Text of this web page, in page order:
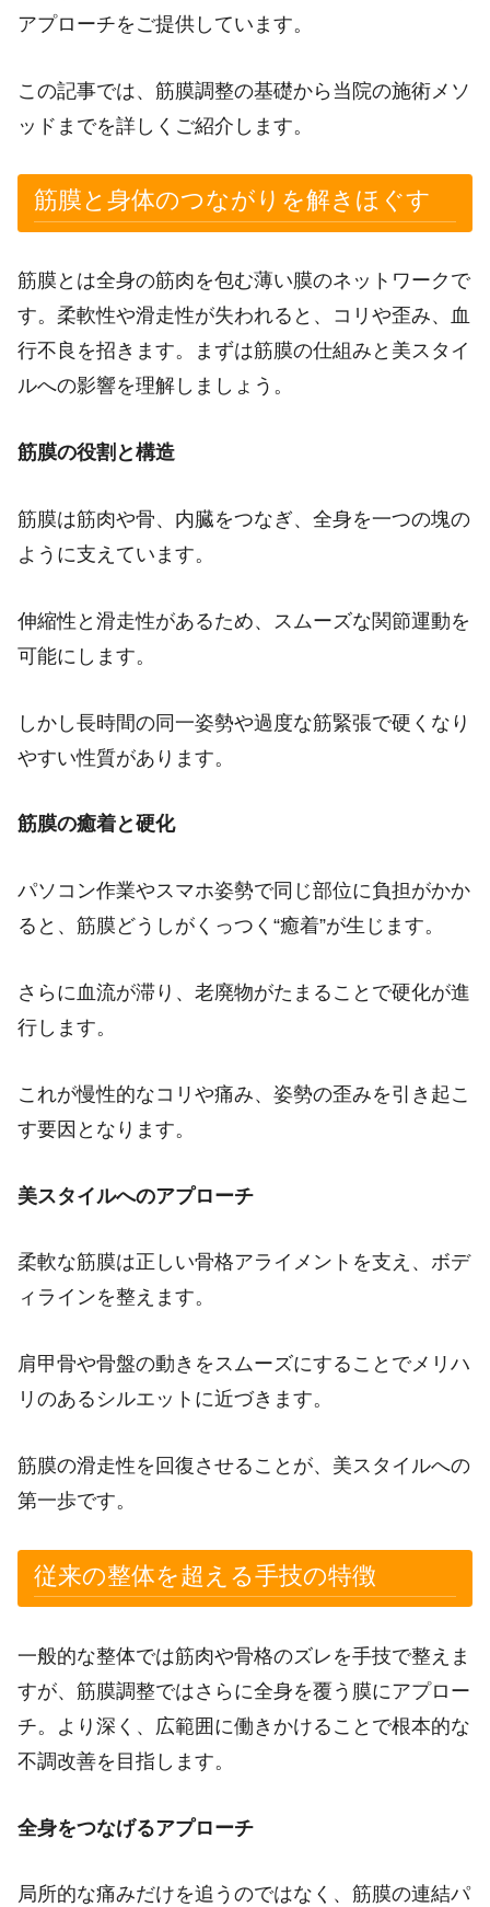
アプローチをご提供しています。
この記事では、筋膜調整の基礎から当院の施術メソ
ッドまでを詳しくご紹介します。
筋膜と身体のつながりを解きほぐす
筋膜とは全身の筋肉を包む薄い膜のネットワークで
す。柔軟性や滑走性が失われると、コリや歪み、血
行不良を招きます。まずは筋膜の仕組みと美スタイ
ルへの影響を理解しましょう。
筋膜の役割と構造
筋膜は筋肉や骨、内臓をつなぎ、全身を一つの塊の
ように支えています。
伸縮性と滑走性があるため、スムーズな関節運動を
可能にします。
しかし長時間の同一姿勢や過度な筋緊張で硬くなり
やすい性質があります。
筋膜の癒着と硬化
パソコン作業やスマホ姿勢で同じ部位に負担がかか
ると、筋膜どうしがくっつく“癒着”が生じます。
さらに血流が滞り、老廃物がたまることで硬化が進
行します。
これが慢性的なコリや痛み、姿勢の歪みを引き起こ
す要因となります。
美スタイルへのアプローチ
柔軟な筋膜は正しい骨格アライメントを支え、ボデ
ィラインを整えます。
肩甲骨や骨盤の動きをスムーズにすることでメリハ
リのあるシルエットに近づきます。
筋膜の滑走性を回復させることが、美スタイルへの
第一歩です。
従来の整体を超える手技の特徴
一般的な整体では筋肉や骨格のズレを手技で整えま
すが、筋膜調整ではさらに全身を覆う膜にアプロー
チ。より深く、広範囲に働きかけることで根本的な
不調改善を目指します。
全身をつなげるアプローチ
局所的な痛みだけを追うのではなく、筋膜の連結パ